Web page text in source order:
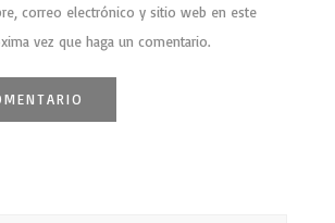
correo electrónico y sitio web en este
vez que haga un comentario.